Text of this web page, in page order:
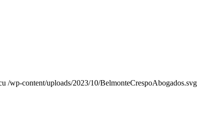
/wp-content/uploads/2023/10/BelmonteCrespoAbogados.svg